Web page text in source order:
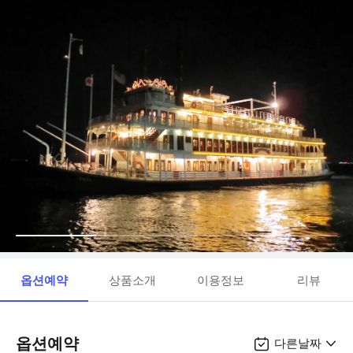
옵션예약 상품소개 이용정보 리뷰
옵션예약 다른날짜